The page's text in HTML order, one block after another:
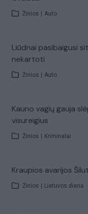
Žinios Auto
Liūdnai pasibaigusi
nekartoti
Žinios Auto
Kauno vagių gauja
visureigius
Žinios Kriminalai
Kraupios avarijos
Žinios Lietuvos diena